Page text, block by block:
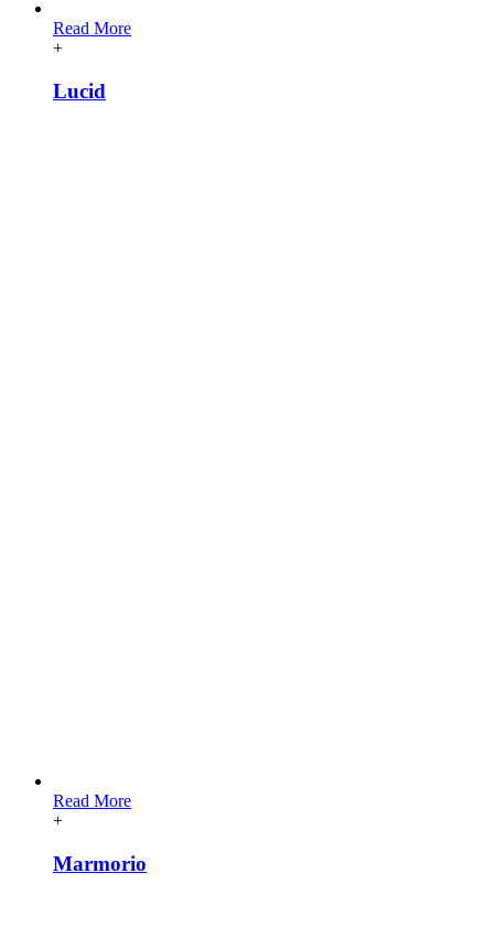
Read More
+
Lucid
Read More
+
Marmorio